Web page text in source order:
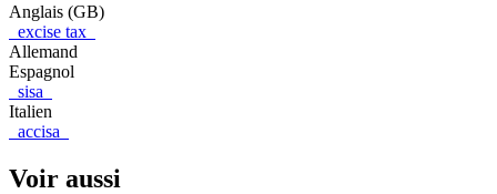
Anglais (GB)
excise tax
Allemand
Espagnol
sisa
Italien
accisa
Voir aussi